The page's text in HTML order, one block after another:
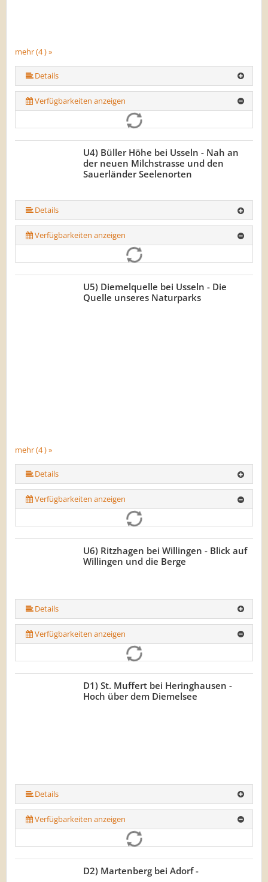
mehr (4 ) »
Details
Verfügbarkeiten anzeigen
U4) Büller Höhe bei Usseln - Nah an
der neuen Milchstrasse und den
Sauerländer Seelenorten
Details
Verfügbarkeiten anzeigen
mehr (4 ) »
U5) Diemelquelle bei Usseln - Die
Quelle unseres Naturparks
Details
Verfügbarkeiten anzeigen
U6) Ritzhagen bei Willingen - Blick auf
Willingen und die Berge
Details
Verfügbarkeiten anzeigen
D1) St. Muffert bei Heringhausen -
Hoch über dem Diemelsee
Details
Verfügbarkeiten anzeigen
D2) Martenberg bei Adorf -